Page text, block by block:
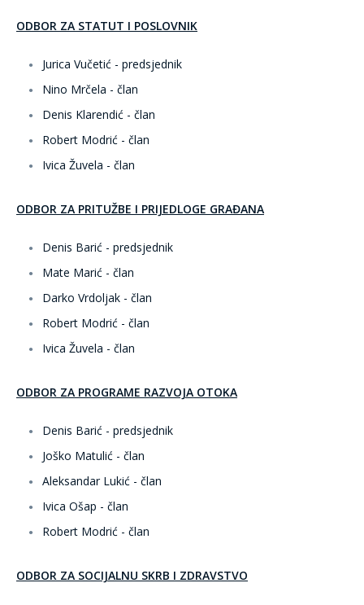
ODBOR ZA STATUT I POSLOVNIK
Jurica Vučetić - predsjednik
Nino Mrčela - član
Denis Klarendić - član
Robert Modrić - član
Ivica Žuvela - član
ODBOR ZA PRITUŽBE I PRIJEDLOGE GRAĐANA
Denis Barić - predsjednik
Mate Marić - član
Darko Vrdoljak - član
Robert Modrić - član
Ivica Žuvela - član
ODBOR ZA PROGRAME RAZVOJA OTOKA
Denis Barić - predsjednik
Joško Matulić - član
Aleksandar Lukić - član
Ivica Ošap - član
Robert Modrić - član
ODBOR ZA SOCIJALNU SKRB I ZDRAVSTVO